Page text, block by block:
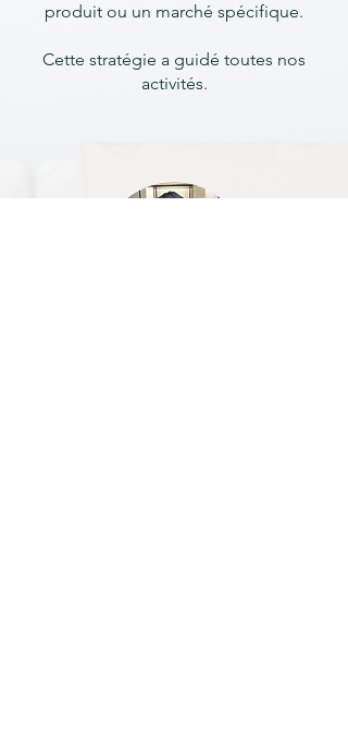
produit ou un marché spécifique.
Cette stratégie a guidé toutes nos
activités.